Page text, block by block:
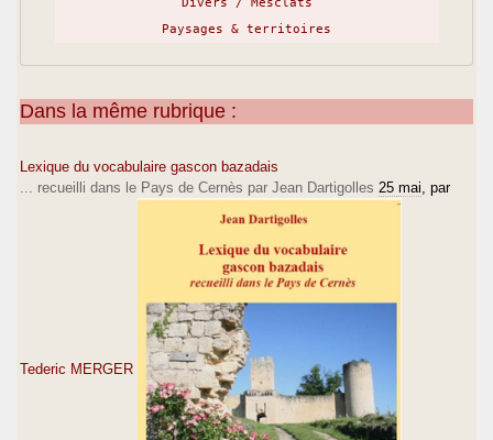
Paysages & territoires
Dans la même rubrique :
Lexique du vocabulaire gascon bazadais
... recueilli dans le Pays de Cernès par Jean Dartigolles 25 mai , par
Tederic MERGER